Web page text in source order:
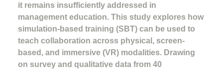
it remains insufficiently addressed in
management education. This study explores how
simulation-based training (SBT) can be used to
teach collaboration across physical, screen-
based, and immersive (VR) modalities. Drawing
on survey and qualitative data from 40